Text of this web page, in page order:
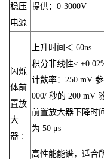
稳压
电源
提供：0-3000V
闪烁
体前
置放
大
器 :
上升时间＜ 60ns
积分非线性≤
计数率：250 mV
000/ 秒的 200 mV
前置放大器下降时
为 50 μs
高性能能谱，适合